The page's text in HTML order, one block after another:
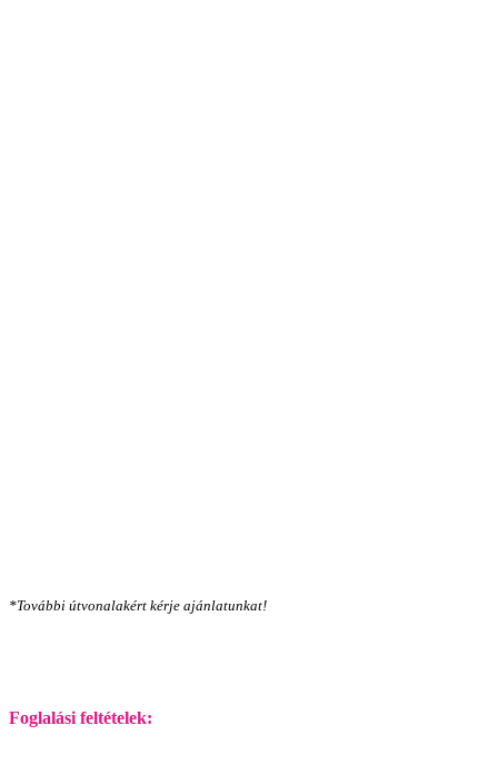
*További útvonalakért kérje ajánlatunkat!
Foglalási feltételek: